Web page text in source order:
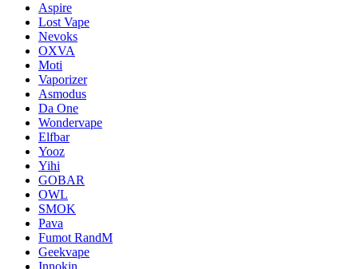
Aspire
Lost Vape
Nevoks
OXVA
Moti
Vaporizer
Asmodus
Da One
Wondervape
Elfbar
Yooz
Yihi
GOBAR
OWL
SMOK
Pava
Fumot RandM
Geekvape
Innokin